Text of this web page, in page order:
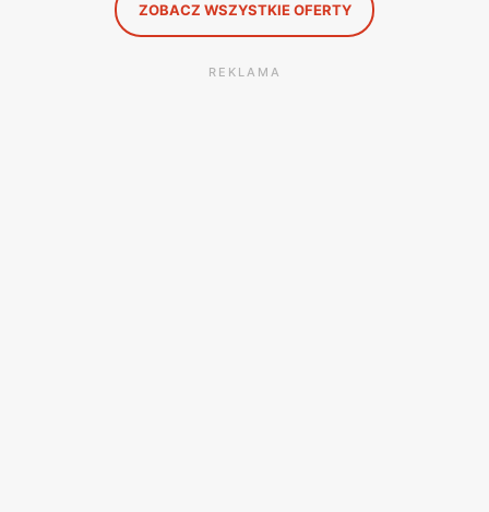
ZOBACZ WSZYSTKIE OFERTY
REKLAMA